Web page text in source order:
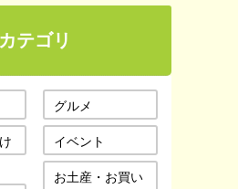
カテゴリ
グルメ
イベント
お土産・お買い